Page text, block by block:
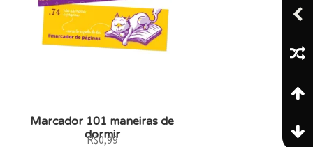
Marcador 101 maneiras de
dormir
R$0,99